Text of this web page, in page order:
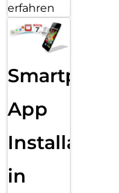
erfahren
Smartphone
App
Installation
in